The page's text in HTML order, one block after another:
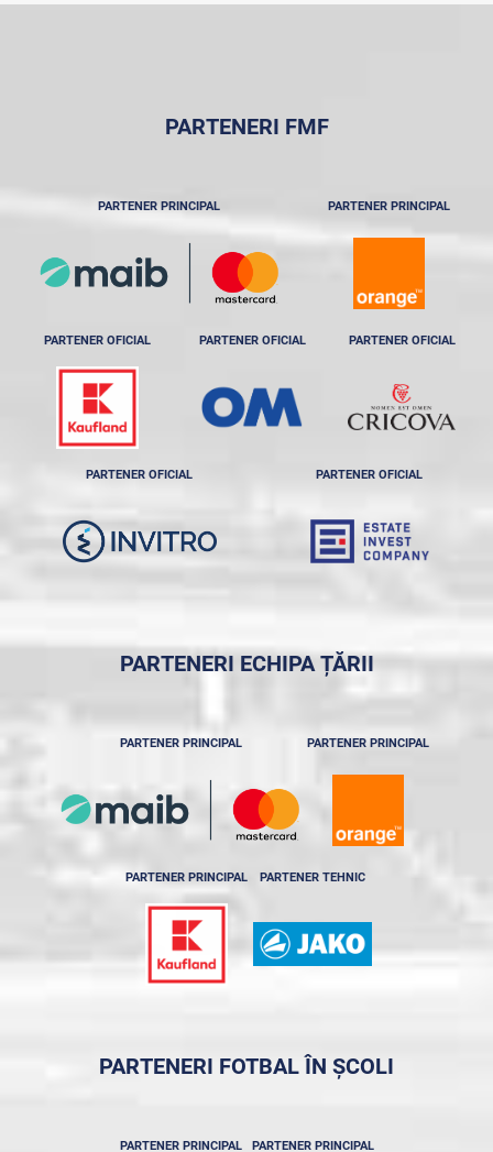
PARTENERI FMF
PARTENER PRINCIPAL PARTENER PRINCIPAL
PARTENER OFICIAL PARTENER OFICIAL PARTENER OFICIAL
PARTENER OFICIAL PARTENER OFICIAL
PARTENERI ECHIPA ȚĂRII
PARTENER PRINCIPAL PARTENER PRINCIPAL
PARTENER PRINCIPAL PARTENER TEHNIC
PARTENERI FOTBAL ÎN ȘCOLI
PARTENER PRINCIPAL PARTENER PRINCIPAL